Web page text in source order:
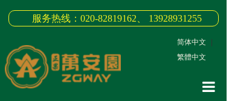
服务热线：020-82819162、 13928931255
简体中文
繁體中文